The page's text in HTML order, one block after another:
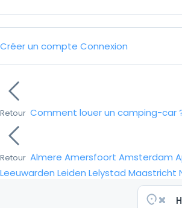
Créer un compte Connexion
Retour Comment louer un camping-car
Retour Almere Amersfoort Amsterdam
Leeuwarden Leiden Lelystad Maastricht